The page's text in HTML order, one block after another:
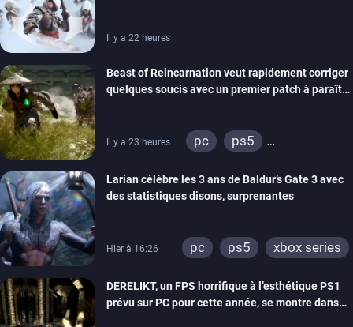
Il y a 22 heures
Beast of Reincarnation veut rapidement corriger
quelques soucis avec un premier patch à paraître
Il y a 23 heures pc
ps5
Larian célèbre les 3 ans de Baldur’s Gate 3 avec
des statistiques disons, surprenantes
Hier à 16:26 pc ps5 xbox series
DERELIKT, un FPS horrifique à l’esthétique PS1
prévu sur PC pour cette année, se montre dans